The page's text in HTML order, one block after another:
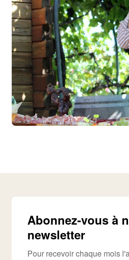
Abonnez-vous à
newsletter
Pour recevoir chaque mois